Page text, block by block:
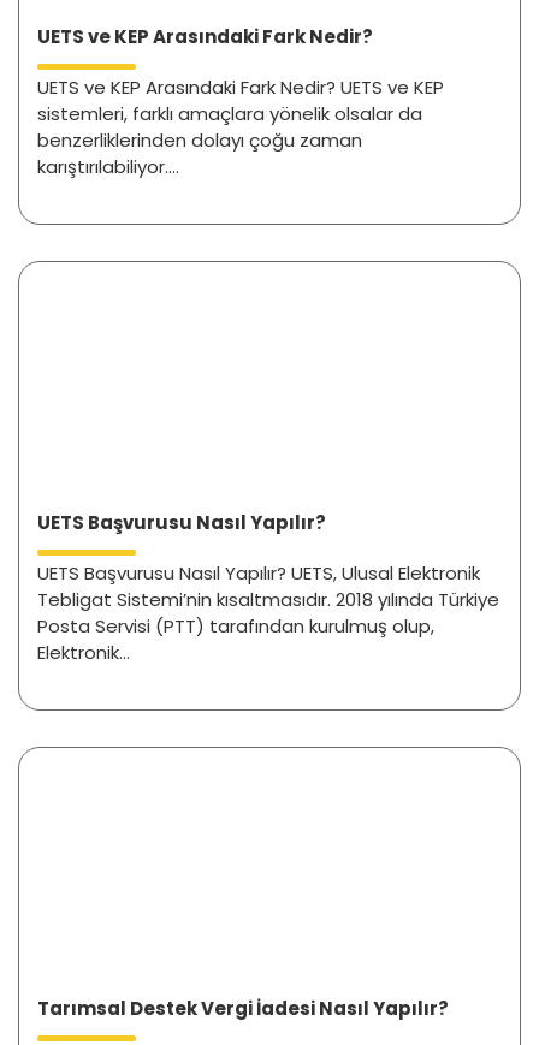
UETS ve KEP Arasındaki Fark Nedir?
UETS ve KEP Arasındaki Fark Nedir? UETS ve KEP
sistemleri, farklı amaçlara yönelik olsalar da
benzerliklerinden dolayı çoğu zaman
karıştırılabiliyor....
UETS Başvurusu Nasıl Yapılır?
UETS Başvurusu Nasıl Yapılır? UETS, Ulusal Elektronik
Tebligat Sistemi’nin kısaltmasıdır. 2018 yılında Türkiye
Posta Servisi (PTT) tarafından kurulmuş olup,
Elektronik...
Tarımsal Destek Vergi İadesi Nasıl Yapılır?